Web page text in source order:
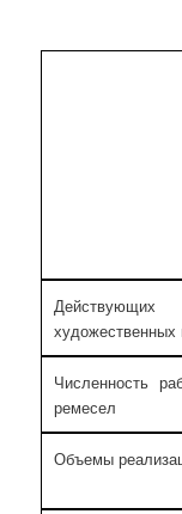
Численность
ремесел
Объемы